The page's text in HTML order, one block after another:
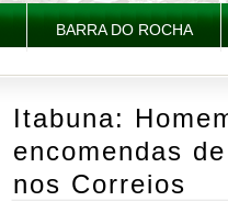
BARRA DO ROCHA
Itabuna:
encomendas
nos Correios